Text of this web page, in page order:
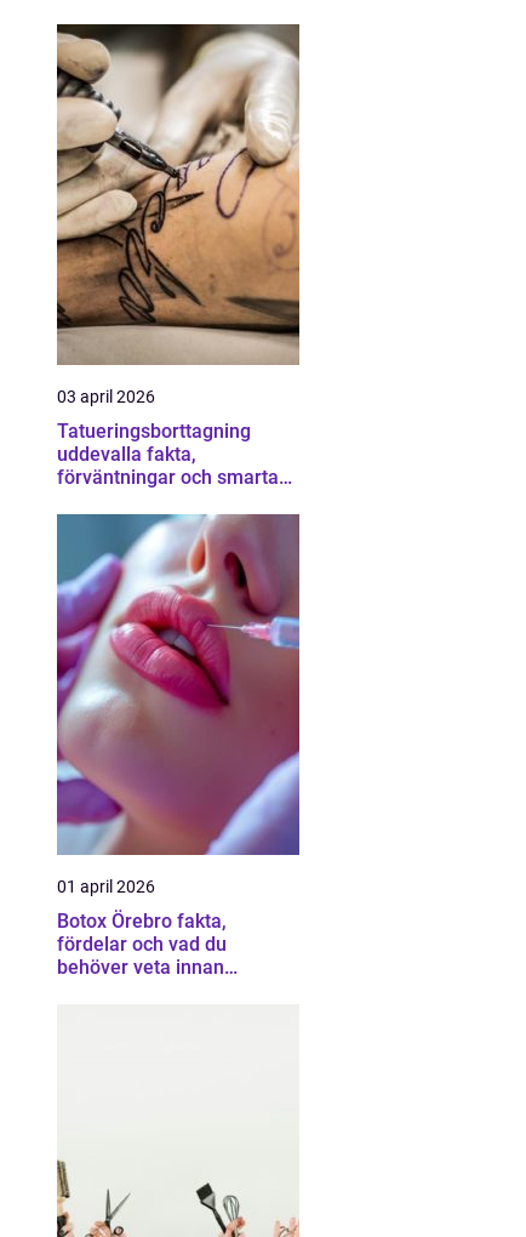
03 april 2026
Tatueringsborttagning
uddevalla fakta,
förväntningar och smarta
01 april 2026
Botox Örebro fakta,
fördelar och vad du
behöver veta innan